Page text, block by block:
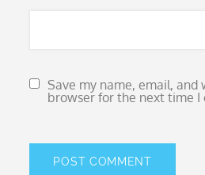
Save my name, email, and
browser for the next time I